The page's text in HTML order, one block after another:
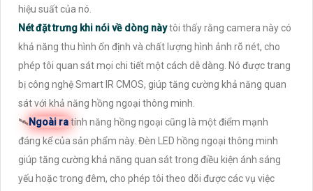
hiệu suất của nó.
Nét đặt trưng khi nói về dòng nàytôi thấy rằng camera này có
khả năng thu hình ổn định và chất lượng hình ảnh rõ nét, cho
phép tôi quan sát mọi chi tiết một cách dễ dàng. Nó được trang
bị công nghệ Smart IR CMOS, giúp tăng cường khả năng quan
sát với khả năng hồng ngoại thông minh.
🛰Ngoài ratính năng hồng ngoại cũng là một điểm mạnh
đáng kể của sản phẩm này. Đèn LED hồng ngoại thông minh
giúp tăng cường khả năng quan sát trong điều kiện ánh sáng
yếu hoặc trong đêm, cho phép tôi theo dõi được các vụ việc